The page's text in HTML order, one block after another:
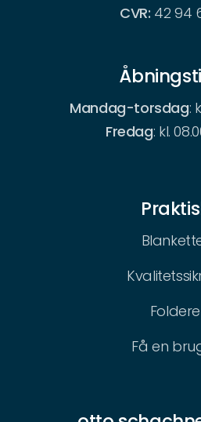
CVR: 42 94
Mandag-torsdag:
Fredag: kl.
Foldere
Få en